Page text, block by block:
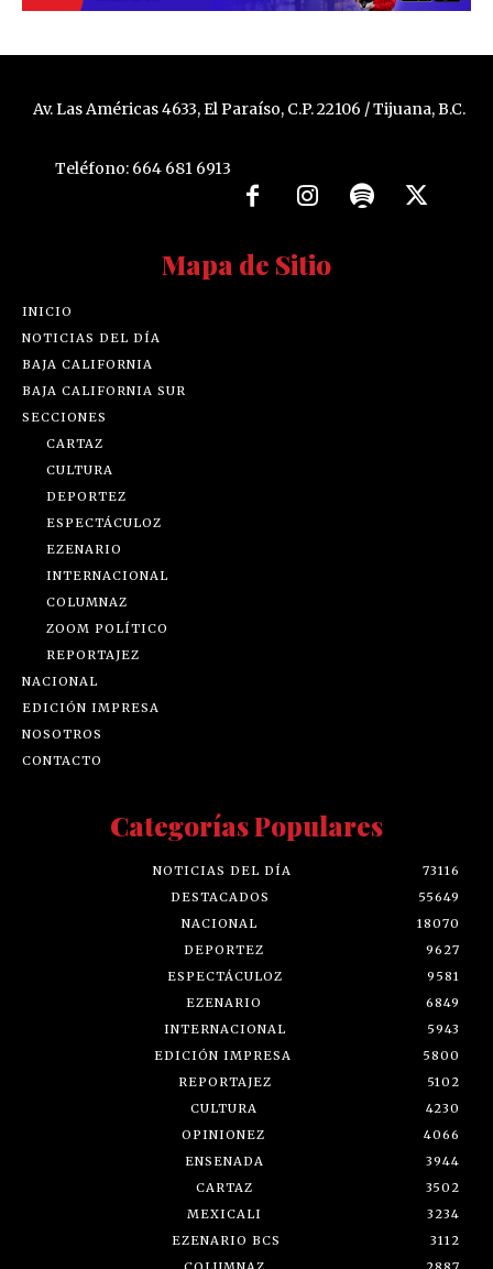
Av. Las Américas 4633, El Paraíso, C.P. 22106 / Tijuana, B.C.
Teléfono: 664 681 6913
Mapa de Sitio
INICIO
NOTICIAS DEL DÍA
BAJA CALIFORNIA
BAJA CALIFORNIA SUR
SECCIONES
CARTAZ
CULTURA
DEPORTEZ
ESPECTÁCULOZ
EZENARIO
INTERNACIONAL
COLUMNAZ
ZOOM POLÍTICO
REPORTAJEZ
NACIONAL
EDICIÓN IMPRESA
NOSOTROS
CONTACTO
Categorías Populares
NOTICIAS DEL DÍA
73116
DESTACADOS
55649
NACIONAL
18070
DEPORTEZ
9627
ESPECTÁCULOZ
9581
EZENARIO
6849
INTERNACIONAL
5943
EDICIÓN IMPRESA
5800
REPORTAJEZ
5102
CULTURA
4230
OPINIONEZ
4066
ENSENADA
3944
CARTAZ
3502
MEXICALI
3234
EZENARIO BCS
3112